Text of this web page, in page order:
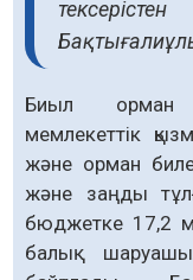
Биыл орман
мемлекеттік
және орман
және заңды
бюджетке 17,2
балық